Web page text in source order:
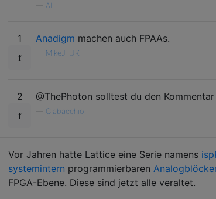
Ali
1 Anadigm machen auch FPAAs.
MikeJ-UK
2 @ThePhoton solltest du den
Clabacchio
Vor Jahren hatte Lattice eine Serie namens
systemintern programmierbaren
FPGA-Ebene. Diese sind jetzt alle veraltet.